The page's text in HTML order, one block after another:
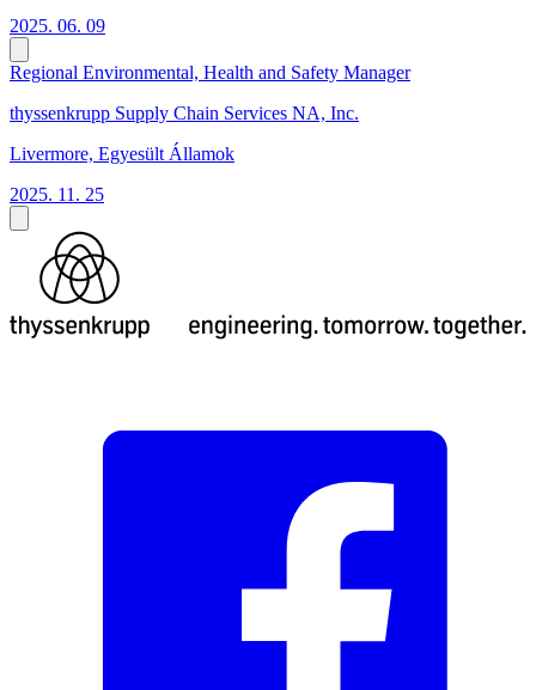
2025. 06. 09
Regional Environmental, Health and Safety Manager
thyssenkrupp Supply Chain Services NA, Inc.
Livermore, Egyesült Államok
2025. 11. 25